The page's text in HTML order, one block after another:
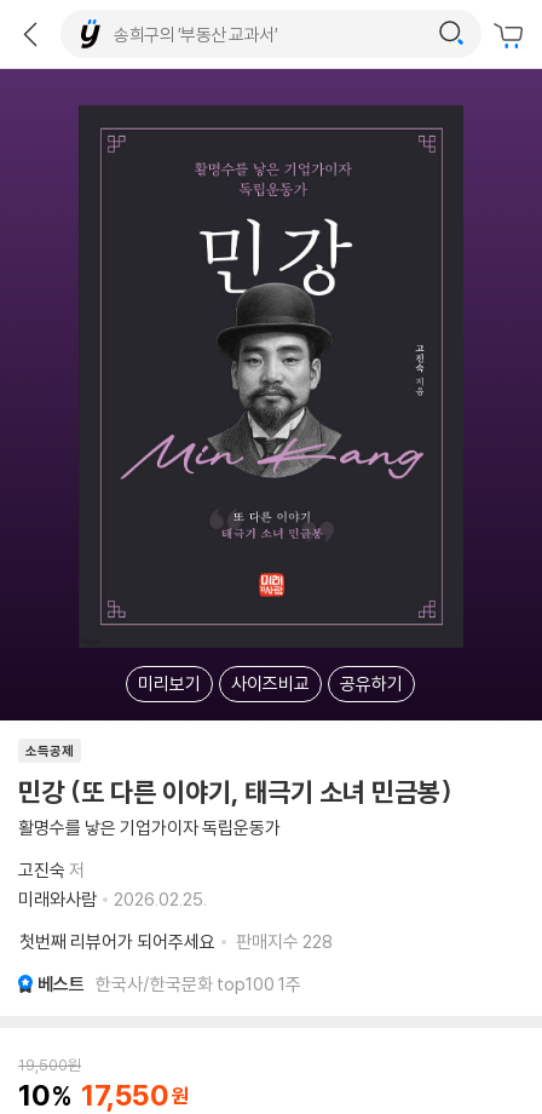
미리보기 사이즈비교 공유하기
소득공제
민강 (또 다른 이야기, 태극기 소녀 민금봉)
활명수를 낳은 기업가이자 독립운동가
고진숙 저
미래와사람
2026.02.25.
첫번째 리뷰어가 되어주세요
판매지수 228
베스트 한국사/한국문화 top100 1주
19,500원
10 17,550